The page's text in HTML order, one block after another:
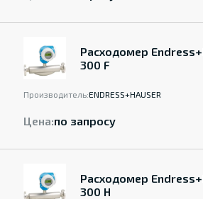
Расходомер
300 F
Производитель:ENDRESS+HAUSER
Цена:по запросу
Расходомер
300 H